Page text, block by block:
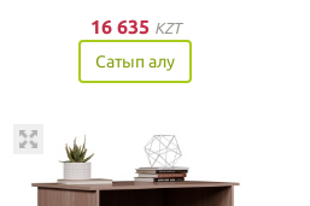
16 635 KZT
Сатып алу